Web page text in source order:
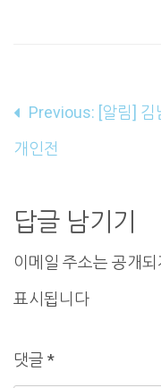
글
내
게
이
션
Previous: [알림] 김
개인전
답글 남기기
이메일 주소는 공개
표시됩니다
댓글 *